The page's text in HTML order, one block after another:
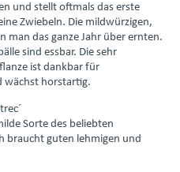
und stellt oftmals das erste
Zwiebeln. Die mildwürzigen,
man das ganze Jahr über ernten.
sind essbar. Die sehr
ist dankbar für
wächst horstartig.
Sorte des beliebten
braucht guten lehmigen und